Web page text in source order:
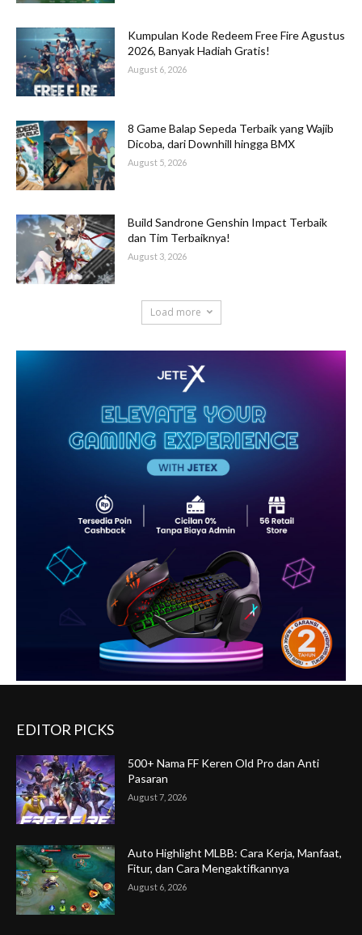
Kumpulan Kode Redeem Free Fire Agustus
2026, Banyak Hadiah Gratis!
August 6, 2026
8 Game Balap Sepeda Terbaik yang Wajib
Dicoba, dari Downhill hingga BMX
August 5, 2026
Build Sandrone Genshin Impact Terbaik
dan Tim Terbaiknya!
August 3, 2026
Load more
EDITOR PICKS
500+ Nama FF Keren Old Pro dan Anti
Pasaran
August 7, 2026
Auto Highlight MLBB: Cara Kerja, Manfaat,
Fitur, dan Cara Mengaktifkannya
August 6, 2026